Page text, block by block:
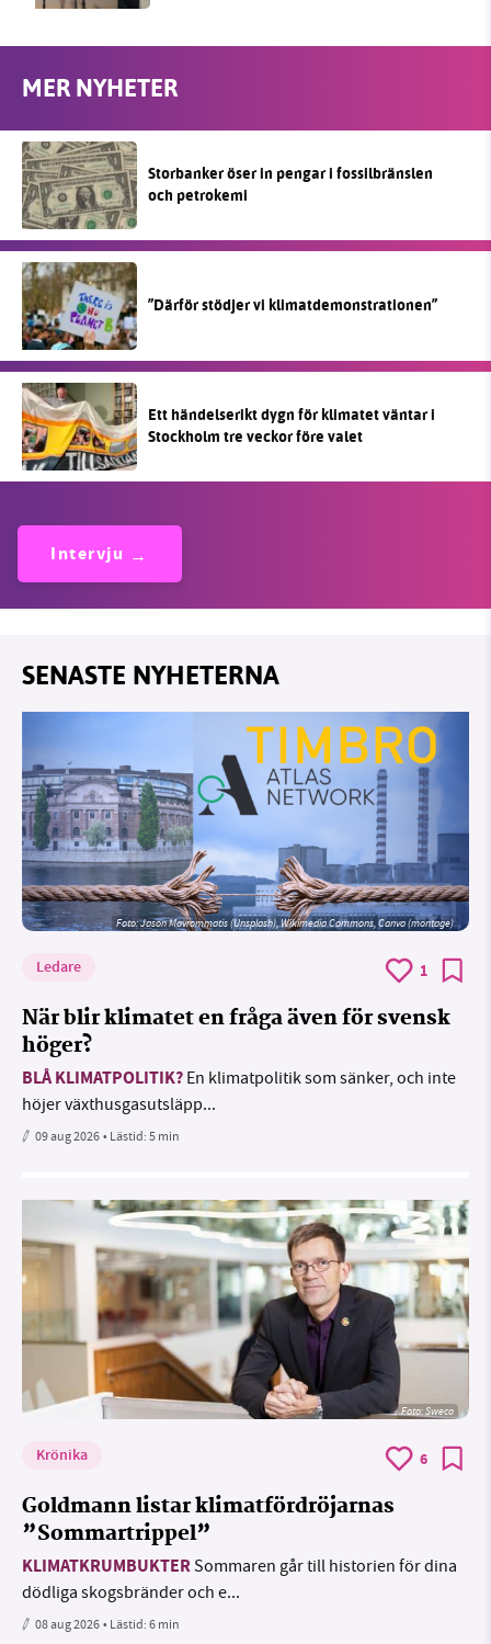
MER NYHETER
Storbanker öser in pengar i fossilbränslen
och petrokemi
”Därför stödjer vi klimatdemonstrationen”
Ett händelserikt dygn för klimatet väntar i
Stockholm tre veckor före valet
Intervju
SENASTE NYHETERNA
Foto: Jason Mavrommatis (Unsplash), Wikimedia Commons, Canva (montage)
Ledare 1
När blir klimatet en fråga även för svensk
höger?
BLÅ KLIMATPOLITIK? En klimatpolitik som sänker, och inte
höjer växthusgasutsläpp...
09 aug 2026• Lästid:5 min
Foto: Sweco
Krönika 6
Goldmann listar klimatfördröjarnas
”Sommartrippel”
KLIMATKRUMBUKTERSommaren går till historien för dina
dödliga skogsbränder och e...
08 aug 2026• Lästid:6 min